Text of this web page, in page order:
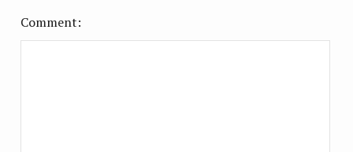
Comment